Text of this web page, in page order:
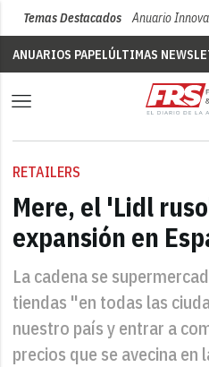
Temas Destacados Anuario
ANUARIOS PAPELÚLTIMAS
RETAILERS
Mere, el 'Lidl
expansión en
La cadena se
tiendas "en todas las
nuestro país y entrar a
precios que se avecina en